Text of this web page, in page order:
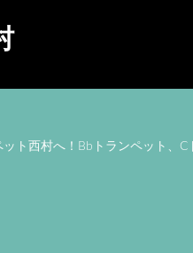
ット西村へ！Bbトランペット